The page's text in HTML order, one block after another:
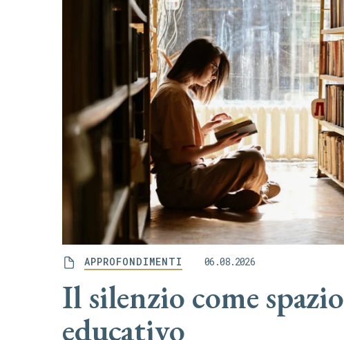
APPROFONDIMENTI 06.08.2026
Il silenzio come spazio
educativo